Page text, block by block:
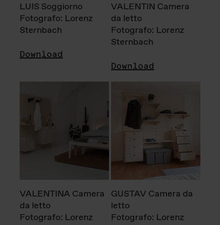
LUIS Soggiorno
Fotografo: Lorenz
Sternbach
Download
VALENTIN Camera
da letto
Fotografo: Lorenz
Sternbach
Download
VALENTINA Camera
da letto
Fotografo: Lorenz
GUSTAV Camera da
letto
Fotografo: Lorenz